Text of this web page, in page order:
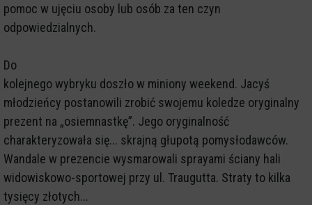
pomoc w ujęciu osoby lub osób za ten czyn
odpowiedzialnych.
Do
kolejnego wybryku doszło w miniony weekend. Jacyś
młodzieńcy postanowili zrobić swojemu koledze oryginalny
prezent na „osiemnastkę”. Jego oryginalność
charakteryzowała się... skrajną głupotą pomysłodawców.
Wandale w prezencie wysmarowali sprayami ściany hali
widowiskowo-sportowej przy ul. Traugutta. Straty to kilka
tysięcy złotych...